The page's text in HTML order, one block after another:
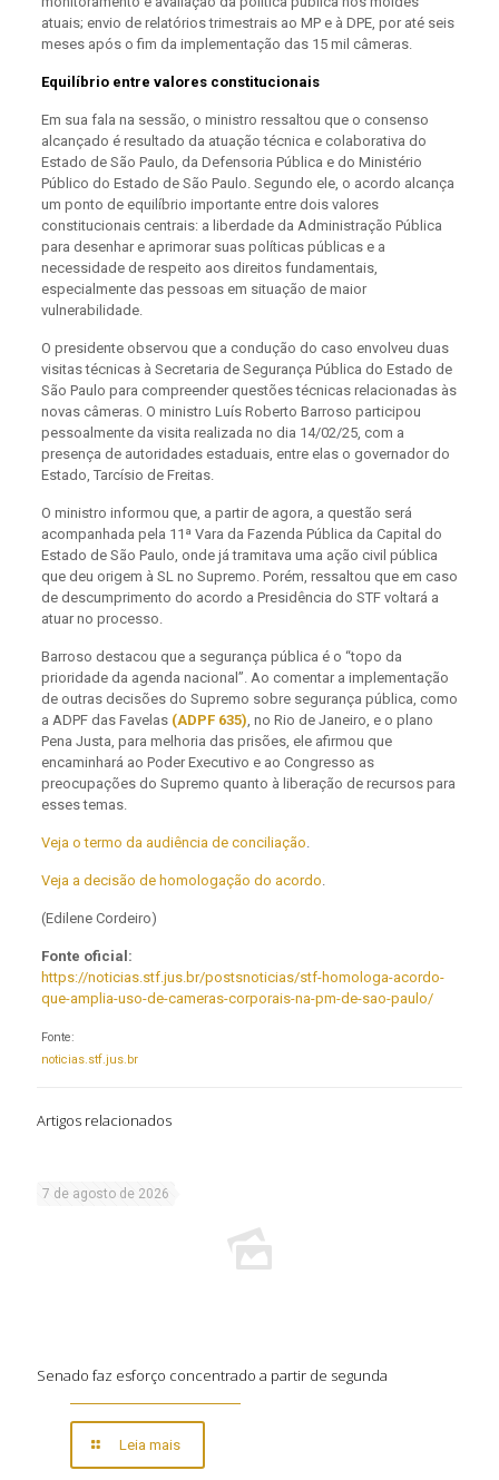
atuais; envio de relatórios trimestrais ao MP e à DPE, por até seis
meses após o fim da implementação das 15 mil câmeras.
Equilíbrio entre valores constitucionais
Em sua fala na sessão, o ministro ressaltou que o consenso
alcançado é resultado da atuação técnica e colaborativa do
Estado de São Paulo, da Defensoria Pública e do Ministério
Público do Estado de São Paulo. Segundo ele, o acordo alcança
um ponto de equilíbrio importante entre dois valores
constitucionais centrais: a liberdade da Administração Pública
para desenhar e aprimorar suas políticas públicas e a
necessidade de respeito aos direitos fundamentais,
especialmente das pessoas em situação de maior
vulnerabilidade.
O presidente observou que a condução do caso envolveu duas
visitas técnicas à Secretaria de Segurança Pública do Estado de
São Paulo para compreender questões técnicas relacionadas às
novas câmeras. O ministro Luís Roberto Barroso participou
pessoalmente da visita realizada no dia 14/02/25, com a
presença de autoridades estaduais, entre elas o governador do
Estado, Tarcísio de Freitas.
O ministro informou que, a partir de agora, a questão será
acompanhada pela 11ª Vara da Fazenda Pública da Capital do
Estado de São Paulo, onde já tramitava uma ação civil pública
que deu origem à SL no Supremo. Porém, ressaltou que em caso
de descumprimento do acordo a Presidência do STF voltará a
atuar no processo.
Barroso destacou que a segurança pública é o “topo da
prioridade da agenda nacional”. Ao comentar a implementação
de outras decisões do Supremo sobre segurança pública, como
a ADPF das Favelas (ADPF 635) , no Rio de Janeiro, e o plano
Pena Justa, para melhoria das prisões, ele afirmou que
encaminhará ao Poder Executivo e ao Congresso as
preocupações do Supremo quanto à liberação de recursos para
esses temas.
Veja o termo da audiência de conciliação
Veja a decisão de homologação do acordo
(Edilene Cordeiro)
Fonte oficial:
https://noticias.stf.jus.br/postsnoticias/stf-homologa-acordo-
que-amplia-uso-de-cameras-corporais-na-pm-de-sao-paulo/
Fonte:
noticias.stf.jus.br
Artigos relacionados
7 de agosto de 2026
Senado faz esforço concentrado a partir de segunda
Leia mais